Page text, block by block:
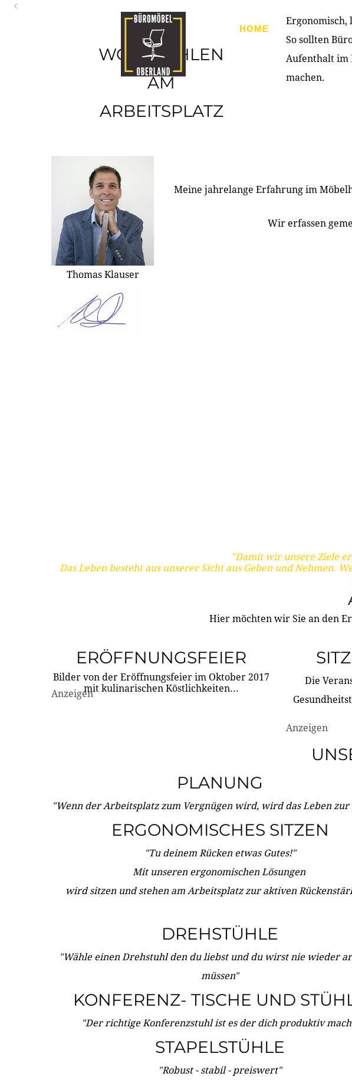
HOME PRODUKTE
WOHLFÜHLEN
AM
ARBEITSPLATZ
Ergonomisch,
So sollten
Aufenthalt im
machen.
Thomas Klauser
Meine jahrelange Erfahrung im
Wir erfassen
"Damit wir unsere Ziele
Das Leben besteht aus unserer Sicht aus Geben und Nehmen.
Hier möchten wir Sie an den
ERÖFFNUNGSFEIER
Bilder von der Eröffnungsfeier im Oktober 2017
mit kulinarischen Köstlichkeiten...
Anzeigen
Die
Anzeigen
PLANUNG
"Wenn der Arbeitsplatz zum Vergnügen wird, wird das Leben zur
ERGONOMISCHES SITZEN
"Tu deinem Rücken etwas Gutes!"
Mit unseren ergonomischen Lösungen
wird sitzen und stehen am Arbeitsplatz zur aktiven
DREHSTÜHLE
"Wähle einen Drehstuhl den du liebst und du wirst nie wieder
müssen"
KONFERENZ- TISCHE UND
"Der richtige Konferenzstuhl ist es der dich produktiv
STAPELSTÜHLE
"Robust - stabil - preiswert"